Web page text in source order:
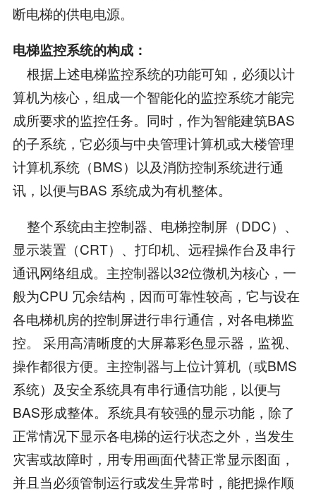
断电梯的供电电源。
电梯监控系统的构成：
根据上述电梯监控系统的功能可知，必须以计
算机为核心，组成一个智能化的监控系统才能完
成所要求的监控任务。同时，作为智能建筑BAS
的子系统，它必须与中央管理计算机或大楼管理
计算机系统（BMS）以及消防控制系统进行通
讯，以便与BAS 系统成为有机整体。
整个系统由主控制器、电梯控制屏（DDC）、
显示装置（CRT）、打印机、远程操作台及串行
通讯网络组成。主控制器以32位微机为核心，一
般为CPU 冗余结构，因而可靠性较高，它与设在
各电梯机房的控制屏进行串行通信，对各电梯监
控。 采用高清晰度的大屏幕彩色显示器，监视、
操作都很方便。主控制器与上位计算机（或BMS
系统）及安全系统具有串行通信功能，以便与
BAS形成整体。系统具有较强的显示功能，除了
正常情况下显示各电梯的运行状态之外，当发生
灾害或故障时，用专用画面代替正常显示图面，
并且当必须管制运行或发生异常时，能把操作顺